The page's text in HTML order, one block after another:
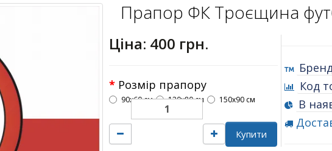
Прапор ФК Троєщина
Ціна: 400 грн.
Розмір прапору
90х60 см 120х80 см 150х90 см
Купити
Код
В